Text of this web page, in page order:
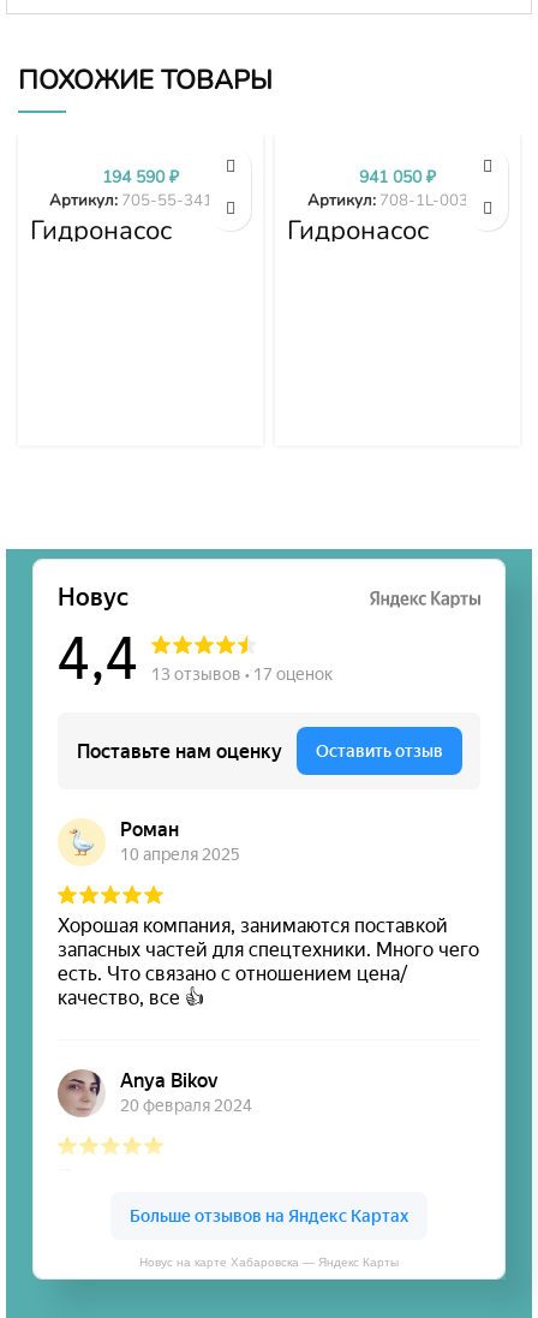
ПОХОЖИЕ ТОВАРЫ
Гидронасос
Komatsu WA380-
Артикул: 705-55-34190
194 590₽
Гидронасос
основной D275A-
Артикул: 708-1L-00340
941 050₽
Новус на карте Хабаровска — Яндекс Карты